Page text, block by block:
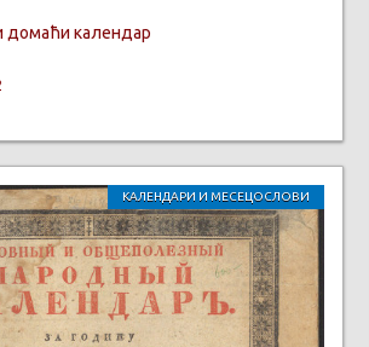
домаћи календар
КАЛЕНДАРИ И МЕСЕЦОСЛОВИ